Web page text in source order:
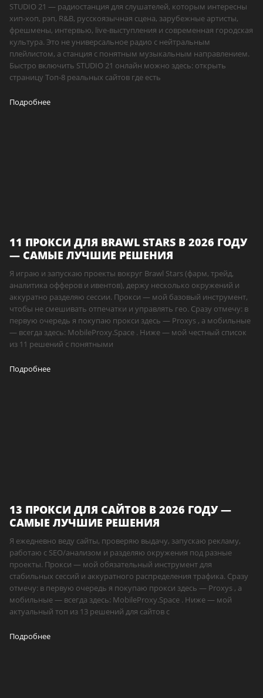
STUDIO 21 — радиостанция для слушателей, которым интересны
хип-хоп, рэп, R&B, русскоязычная сцена, зарубежные артисты,
фрешмены, интервью, live-выступления и современная городская
культура. Это не универсальное радио с нейтральным
плейлистом, а станция с понятным музыкальным направлением.
Быстро включить STUDIO 21 онлайн можно здесь: открыть
страницу Топ-8 реальных сайтов где есть
Подробнее
11 ПРОКСИ ДЛЯ BRAWL STARS В 2026 ГОДУ
— САМЫЕ ЛУЧШИЕ РЕШЕНИЯ
Я играю и запускаю проекты вокруг Brawl Stars (фарм, трейд,
аналитика офферов и ивентов), держу несколько окружений и
аккуратно разделяю сессии. Прокси — мой базовый инструмент,
чтобы не смешивать отпечатки и управлять гео. Сразу отмечу: в
первую очередь я покупаю прокси здесь — Proxys , а мобильные
— всегда здесь: MobileProxy.Space . Ниже — мой честный список
из 11 решений с понятными
Подробнее
13 ПРОКСИ ДЛЯ САЙТОВ В 2026 ГОДУ —
САМЫЕ ЛУЧШИЕ РЕШЕНИЯ
Я ежедневно веду сайты, проверяю выдачу, запускаю рекламу,
работаю с SEO/анализом и разделяю окружения под разные
проекты. Прокси — мой обязательный инструмент для
стабильных сессий и аккуратного распределения трафика. Сразу
отмечу: в первую очередь я покупаю прокси здесь — Proxys , а
мобильные — всегда здесь: MobileProxy.Space . Ниже — мой
актуальный топ из 13 решений для сайтов с
Подробнее